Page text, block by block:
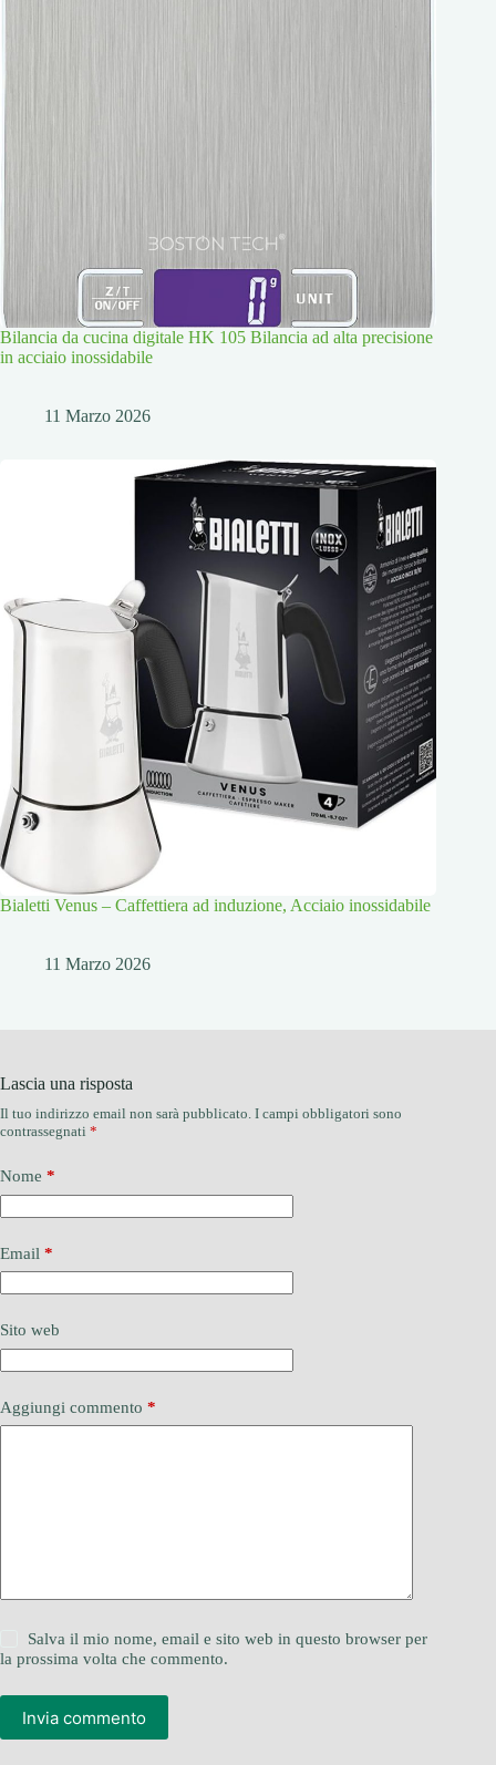
Bilancia da cucina digitale HK 105 Bilancia ad alta precisione
in acciaio inossidabile
11 Marzo 2026
Bialetti Venus – Caffettiera ad induzione, Acciaio inossidabile
11 Marzo 2026
Lascia una risposta
Il tuo indirizzo email non sarà pubblicato. I campi obbligatori sono
contrassegnati *
Nome *
Email *
Sito web
Aggiungi commento *
Salva il mio nome, email e sito web in questo browser per
la prossima volta che commento.
Invia commento